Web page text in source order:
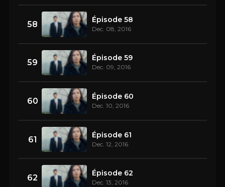
58 Épisode 58
Dec. 08, 2016
59 Épisode 59
Dec. 09, 2016
60 Épisode 60
Dec. 10, 2016
61 Épisode 61
Dec. 12, 2016
62 Épisode 62
Dec. 13, 2016